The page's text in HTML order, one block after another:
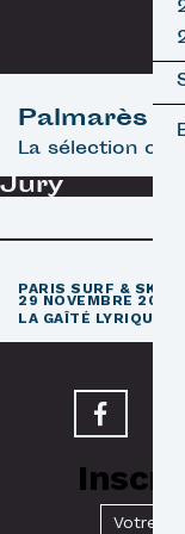
Palmarès
La sélection
Jury
PARIS SURF &
29 NOVEMBRE 2026
LA GAÎTÉ LYRIQUE ·